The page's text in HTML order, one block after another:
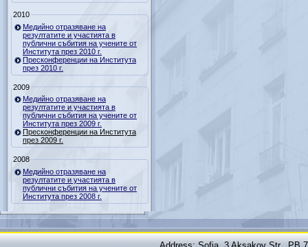
2010
Медийно отразяване на
резултатите и участията в
публични събития на учените от
Института през 2010 г.
Пресконференции на Института
през 2010 г.
2009
Медийно отразяване на
резултатите и участията в
публични събития на учените от
Института през 2009 г.
Пресконференции на Института
през 2009 г.
2008
Медийно отразяване на
резултатите и участията в
публични събития на учените от
Института през 2008 г.
Address: Sofia, 3 Aksakov Str., PB